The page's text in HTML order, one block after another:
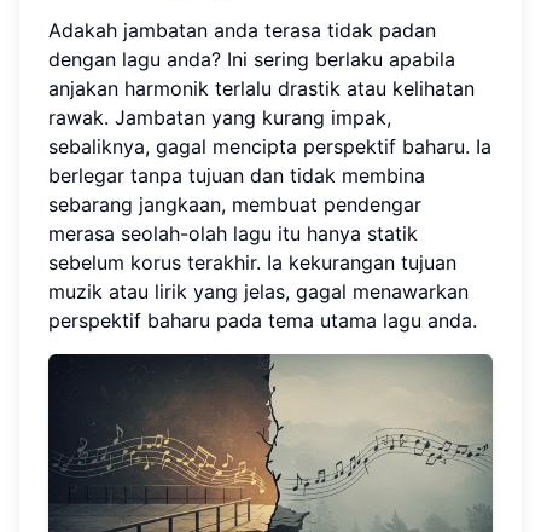
Adakah jambatan anda terasa tidak padan
dengan lagu anda? Ini sering berlaku apabila
anjakan harmonik terlalu drastik atau kelihatan
rawak. Jambatan yang kurang impak,
sebaliknya, gagal mencipta perspektif baharu. Ia
berlegar tanpa tujuan dan tidak membina
sebarang jangkaan, membuat pendengar
merasa seolah-olah lagu itu hanya statik
sebelum korus terakhir. Ia kekurangan tujuan
muzik atau lirik yang jelas, gagal menawarkan
perspektif baharu pada tema utama lagu anda.